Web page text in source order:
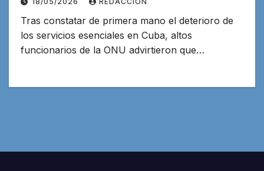
Tras constatar de primera mano el deterioro de
los servicios esenciales en Cuba, altos
funcionarios de la ONU advirtieron que…